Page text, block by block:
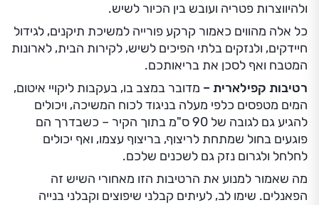
ולהיווצרות פטריה ועובש בין הכיור לשיש.
כל אלה מהווים כאמור קרקע פורייה למשיכת תיקנים, לגידול
חיידקים, ולנזקים בלתי הפיכים לשיש, לקירות הבית, לארונות
המטבח ואף לסכן את בריאותכם.
רטיבות קפילארית – מדובר במצב בו, בעקבות ליקויי איטום,
המים מטפסים כלפי מעלה בניגוד לכוח המשיכה, ויכולים
להגיע גם לגובה של 90 ס"מ בתוך הקיר – כשבדרך הם
פוגעים בחול שמתחת לריצוף, בריצוף עצמו, ואף יכולים
לחלחל ולגרום נזק גם לשכנים שלכם.
מה שאמור למנוע את הרטיבות הזו מאחורי השיש זה
הפאנלים. שימו לב, לעיתים קבלני שיפוצים וקבלני בנייה